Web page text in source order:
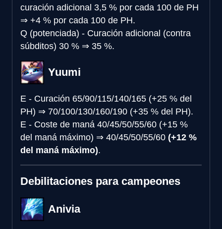
curación adicional 3,5 % por cada 100 de PH
⇒ +4 % por cada 100 de PH.
Q (potenciada) - Curación adicional (contra
súbditos) 30 % ⇒ 35 %.
Yuumi
E - Curación 65/90/115/140/165 (+25 % del
PH) ⇒ 70/100/130/160/190 (+35 % del PH).
E - Coste de maná 40/45/50/55/60 (+15 %
del maná máximo) ⇒ 40/45/50/55/60 (+12 %
del maná máximo).
Debilitaciones para campeones
Anivia